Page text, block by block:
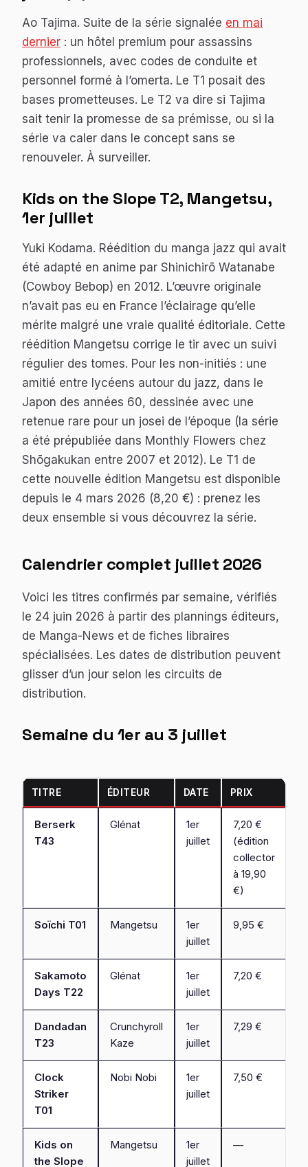
Ao Tajima. Suite de la série signalée en mai
dernier : un hôtel premium pour assassins
professionnels, avec codes de conduite et
personnel formé à l’omerta. Le T1 posait des
bases prometteuses. Le T2 va dire si Tajima
sait tenir la promesse de sa prémisse, ou si la
série va caler dans le concept sans se
renouveler. À surveiller.
Kids on the SlopeT2, Mangetsu,
1er juillet
Yuki Kodama. Réédition du manga jazz qui avait
été adapté en anime par Shinichirō Watanabe
(Cowboy Bebop) en 2012. L’œuvre originale
n’avait pas eu en France l’éclairage qu’elle
mérite malgré une vraie qualité éditoriale. Cette
réédition Mangetsu corrige le tir avec un suivi
régulier des tomes. Pour les non-initiés : une
amitié entre lycéens autour du jazz, dans le
Japon des années 60, dessinée avec une
retenue rare pour un josei de l’époque (la série
a été prépubliée dans Monthly Flowers chez
Shōgakukan entre 2007 et 2012). Le T1 de
cette nouvelle édition Mangetsu est disponible
depuis le 4 mars 2026 (8,20 €) : prenez les
deux ensemble si vous découvrez la série.
Calendrier complet juillet 2026
Voici les titres confirmés par semaine, vérifiés
le 24 juin 2026 à partir des plannings éditeurs,
de Manga-News et de fiches libraires
spécialisées. Les dates de distribution peuvent
glisser d’un jour selon les circuits de
distribution.
Semaine du 1er au 3 juillet
TITRE ÉDITEUR DATE PRIX
Berserk
T43
Glénat
1er
juillet
7,20 €
(édition
collector
à 19,90
€)
Soïchi T01 Mangetsu
1er
juillet
9,95 €
Sakamoto
Days T22
Glénat
1er
juillet
7,20 €
Dandadan
T23
Crunchyroll
Kaze
1er
juillet
7,29 €
Clock
Striker
T01
Nobi Nobi
1er
juillet
7,50 €
Kids on
the Slope
Mangetsu
1er
juillet
—